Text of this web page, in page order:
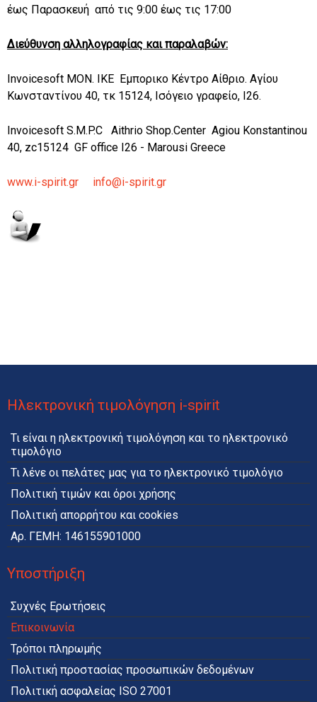
έως Παρασκευή από τις 9:00 έως τις 17:00
Διεύθυνση αλληλογραφίας και παραλαβών:
Invoicesoft MON. IKE Εμπορικο Κέντρο Αίθριο. Αγίου
Κωνσταντίνου 40, τκ 15124, Ισόγειο γραφείο, Ι26.
Invoicesoft S.M.P.C Aithrio Shοp.Center Agiou Konstantinou
40, zc15124 GF office I26 - Marousi Greece
www.i-spirit.gr info@i-spirit.gr
Ηλεκτρονική τιμολόγηση i-spirit
Τι είναι η ηλεκτρονική τιμολόγηση και το ηλεκτρονικό
τιμολόγιο
Τι λένε οι πελάτες μας για το ηλεκτρονικό τιμολόγιο
Πολιτική τιμών και όροι χρήσης
Πολιτική απορρήτου και cookies
Αρ. ΓΕΜΗ: 146155901000
Υποστήριξη
Συχνές Ερωτήσεις
Επικοινωνία
Τρόποι πληρωμής
Πολιτική προστασίας προσωπικών δεδομένων
Πολιτική ασφαλείας ISO 27001